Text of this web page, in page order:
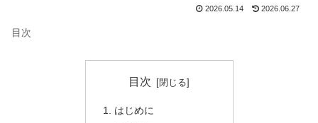
2026.05.14 2026.06.27
目次
目次
はじめに